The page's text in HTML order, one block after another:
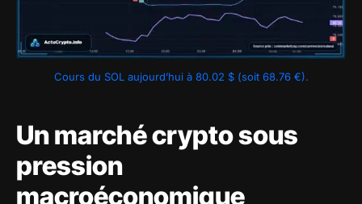
Cours du SOL aujourd’hui à 80.02 $ (soit 68.76 €).
Un marché crypto sous
pression
macroéconomique